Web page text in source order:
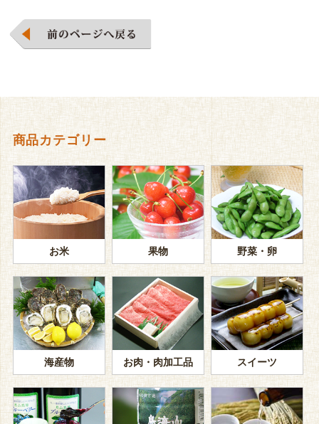
商品カテゴリー
お米 果物 野菜・卵
海産物 お肉・肉加工品 スイーツ